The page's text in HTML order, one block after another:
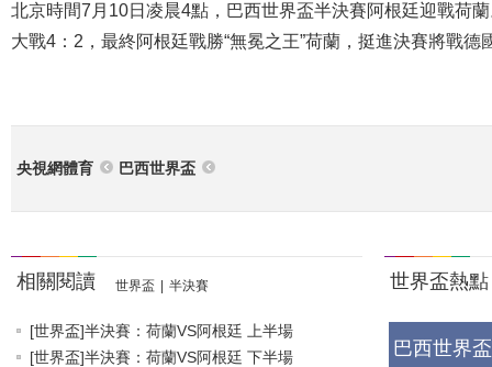
北京時間7月10日凌晨4點，巴西世界盃半決賽阿根廷迎戰荷
大戰4：2，最終阿根廷戰勝“無冕之王”荷蘭，挺進決賽將戰德
央視網體育 巴西世界盃
相關閱讀 世界盃 半決賽
[世界盃]半決賽：荷蘭VS阿根廷 上半場
[世界盃]半決賽：荷蘭VS阿根廷 下半場
世界盃熱點
巴西世界